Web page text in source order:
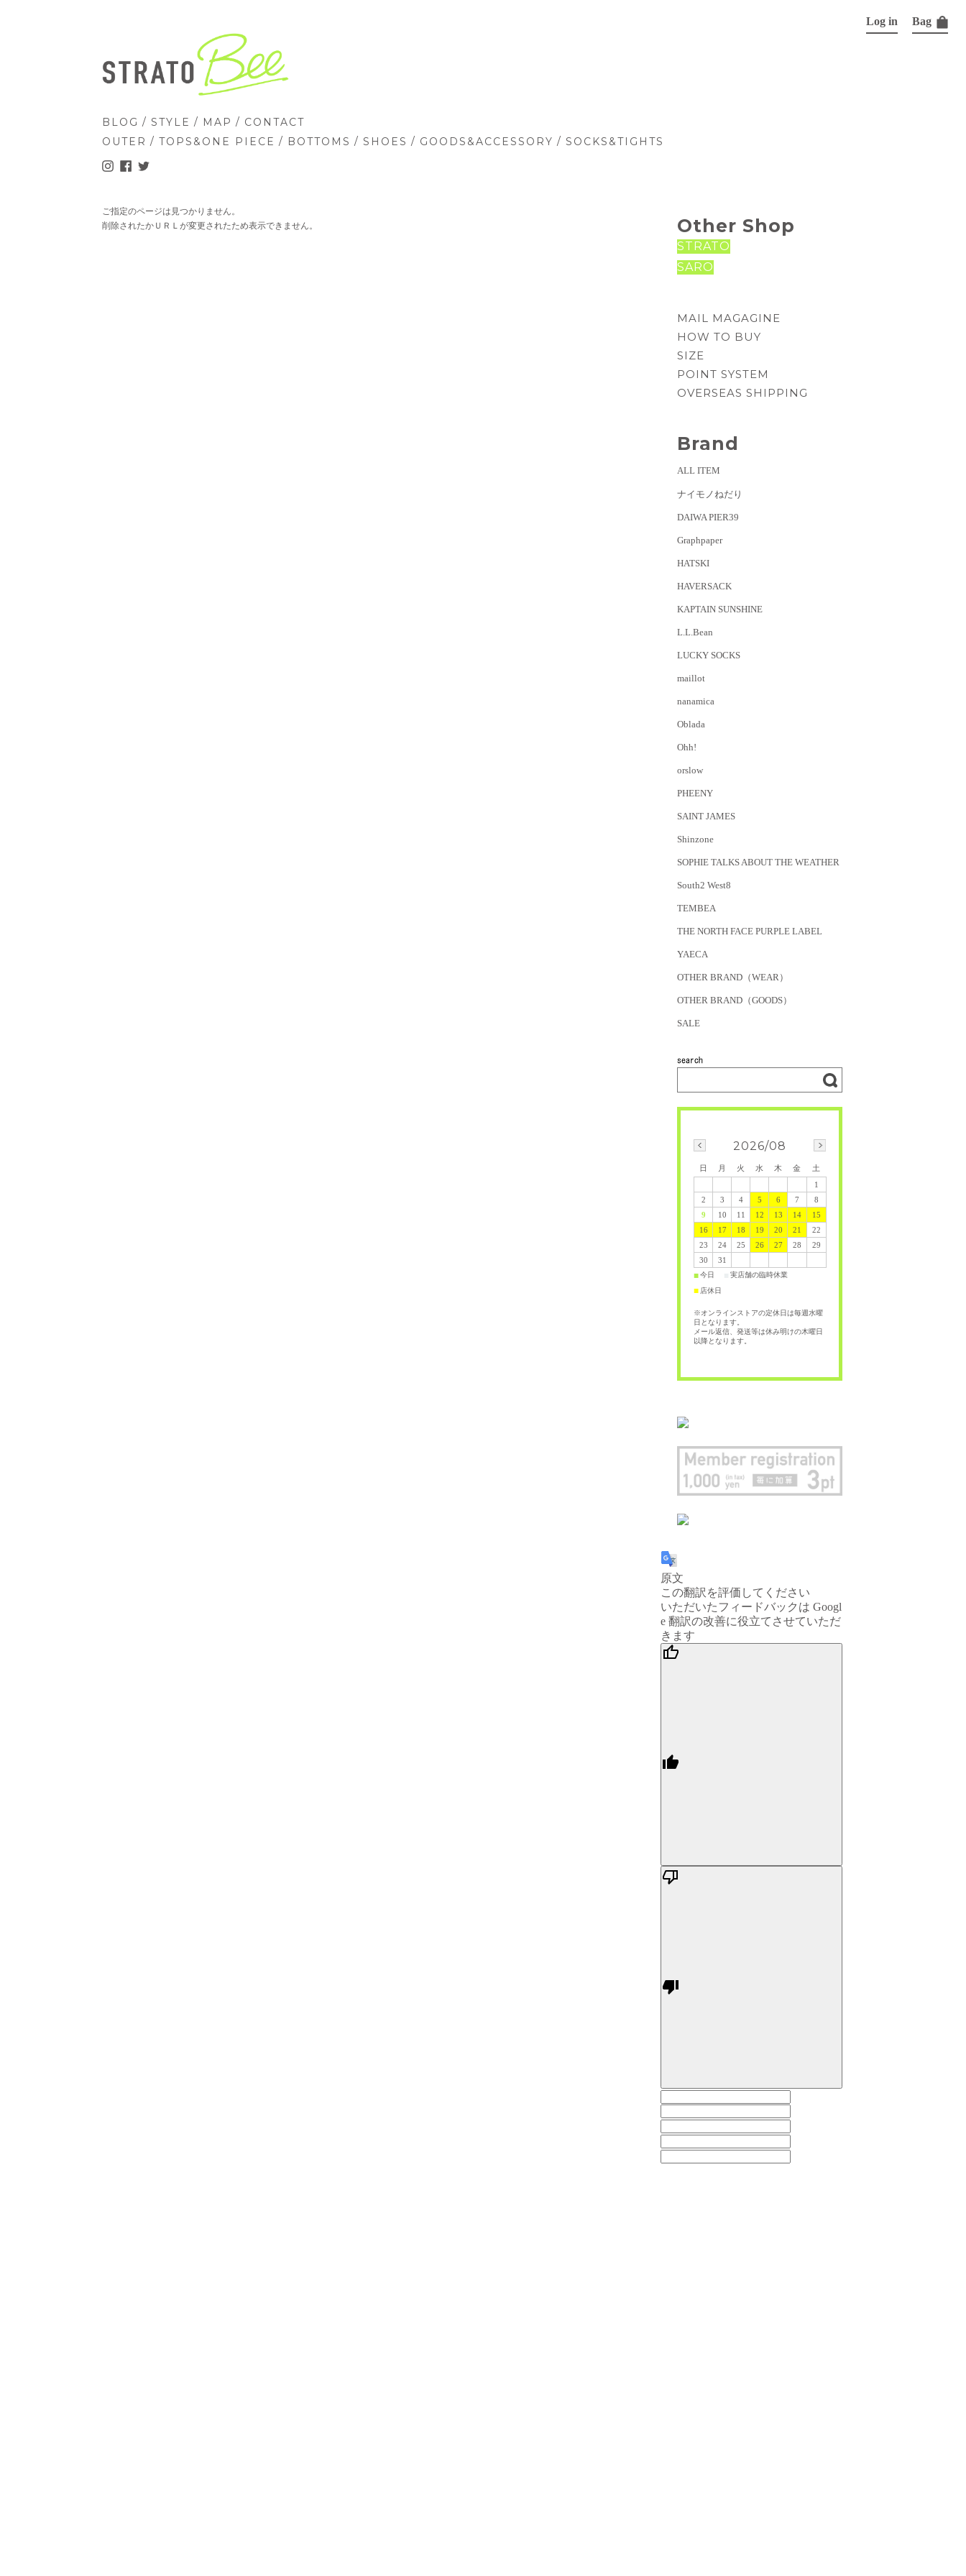
BLOG / STYLE / MAP / CONTACT
OUTER / TOPS&ONE PIECE / BOTTOMS / SHOES / GOODS&ACCESSORY / SOCKS&TIGHTS
Log in Bag
ご指定のページは見つかりません。
削除されたかＵＲＬが変更されたため表示できません。
Other Shop
STRATO
SARO
MAIL MAGAGINE
HOW TO BUY
SIZE
POINT SYSTEM
OVERSEAS SHIPPING
Brand
ALL ITEM
ナイモノねだり
DAIWA PIER39
Graphpaper
HATSKI
HAVERSACK
KAPTAIN SUNSHINE
L.L.Bean
LUCKY SOCKS
maillot
nanamica
Oblada
Ohh!
orslow
PHEENY
SAINT JAMES
Shinzone
SOPHIE TALKS ABOUT THE WEATHER
South2 West8
TEMBEA
THE NORTH FACE PURPLE LABEL
YAECA
OTHER BRAND（WEAR）
OTHER BRAND（GOODS）
SALE
2026/08
日 月 火 水 木 金
土
1
2
3 4 5 6 7
8
9
10 11 12 13 14
15
16
17 18 19 20 21
22
23
24 25 26 27 28
29
30
31
■今日 実店舗の臨時休業
■ 店休日
※オンラインストアの定休日は毎週水曜
日となります。
メール返信、発送等は休み明けの木曜日
以降となります。
原文
この翻訳を評価してください
いただいたフィードバックは Googl
e 翻訳の改善に役立てさせていただ
きます